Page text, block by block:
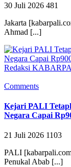
30 Juli 2026 481
Jakarta
Ahmad [...]
Redaksi
Comments
Kejari PALI
Negara Capai
21 Juli 2026 1103
PALI
Penukal Abab [...]